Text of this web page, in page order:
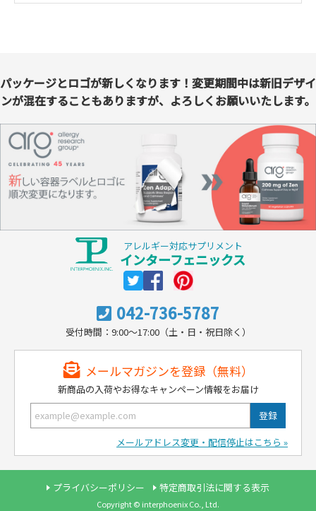
パッケージとロゴが新しくなります！変更期間中は新旧デザイ
ンが混在することもありますが、よろしくお願いいたします。
アレルギー対応サプリメント
インターフェニックス
042-736-5787
受付時間：9:00～17:00（土・日・祝日除く）
メールマガジンを登録（無料）
新商品の入荷やお得なキャンペーン情報をお届け
メールアドレス変更・配信停止はこちら »
プライバシーポリシー 特定商取引法に関する表示
Copyright © interphoenix Co., Ltd.